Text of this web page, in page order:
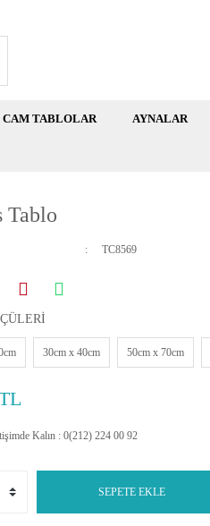
CAM TABLOLAR AYNALAR
Tablo
TC8569
30cm x 40cm 50cm x 70cm
Kalın : 0(212) 224 00 92
SEPETE EKLE